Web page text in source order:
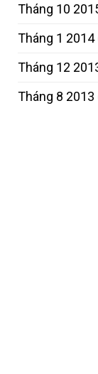
Tháng 10
Tháng 1 2014
Tháng 12
Tháng 8 2013